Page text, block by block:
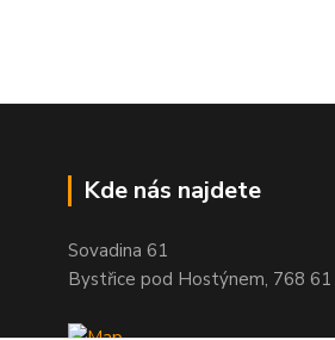
Kde nás najdete
Sovadina 61
Bystřice pod Hostýnem, 768 61